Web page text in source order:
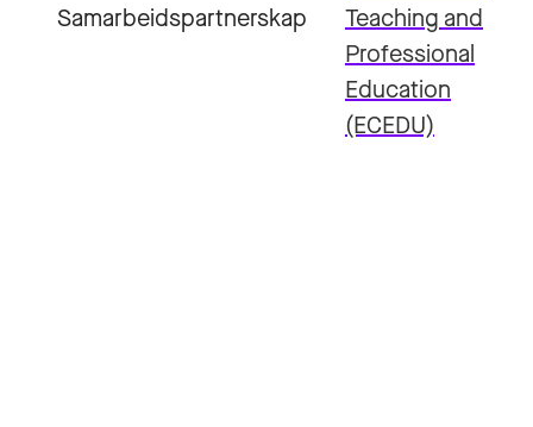
Samarbeidspartnerskap
Teaching and
Professional
Education
(ECEDU)